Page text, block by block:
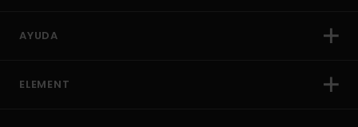
AYUDA
ELEMENT